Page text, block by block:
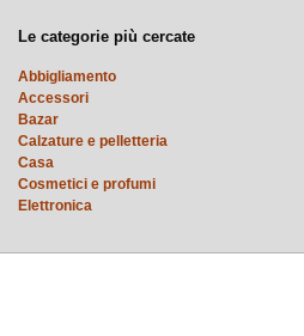
Le categorie più cercate
Abbigliamento
Accessori
Bazar
Calzature e pelletteria
Casa
Cosmetici e profumi
Elettronica